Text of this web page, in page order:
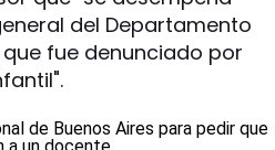
del Departamento
fue denunciado por